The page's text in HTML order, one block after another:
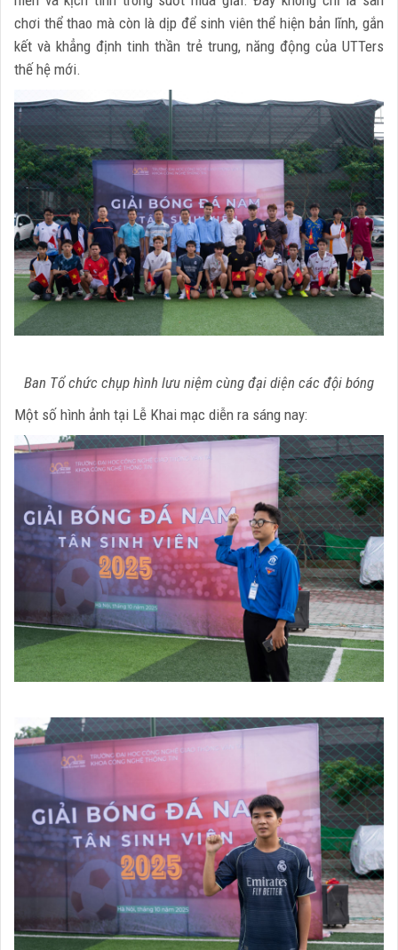
chơi thể thao mà còn là dịp để sinh viên thể hiện bản lĩnh, gắn
kết và khẳng định tinh thần trẻ trung, năng động của UTTers
thế hệ mới.
Ban Tổ chức chụp hình lưu niệm cùng đại diện các đội bóng
Một số hình ảnh tại Lễ Khai mạc diễn ra sáng nay: